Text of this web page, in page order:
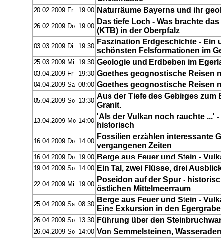
20.02.2009 Fr 19:00 Naturräume Bayerns und ihr
26.02.2009 Do 19:00
Das tiefe Loch - Was brachte
(KTB) in der Oberpfalz
03.03.2009 Di 19:30
Faszination Erdgeschichte - Ein
schönsten Felsformationen im
25.03.2009 Mi 19:30 Geologie und Erdbeben im
03.04.2009 Fr 19:30 Goethes geognostische Reisen
04.04.2009 Sa 08:00 Goethes geognostische Reisen
05.04.2009 So 13:30
Aus der Tiefe des Gebirges
Granit.
13.04.2009 Mo 14:00
'Als der Vulkan noch rauchte ...'
historisch
16.04.2009 Do 14:00
Fossilien erzählen interessante
vergangenen Zeiten
16.04.2009 Do 19:00 Berge aus Feuer und Stein -
19.04.2009 So 14:00 Ein Tal, zwei Flüsse, drei
22.04.2009 Mi 19:00
Poseidon auf der Spur -
östlichen Mittelmeerraum
25.04.2009 Sa 08:30
Berge aus Feuer und Stein -
Eine Exkursion in den
26.04.2009 So 13:30 Führung über den
26.04.2009 So 14:00 Von Semmelsteinen,